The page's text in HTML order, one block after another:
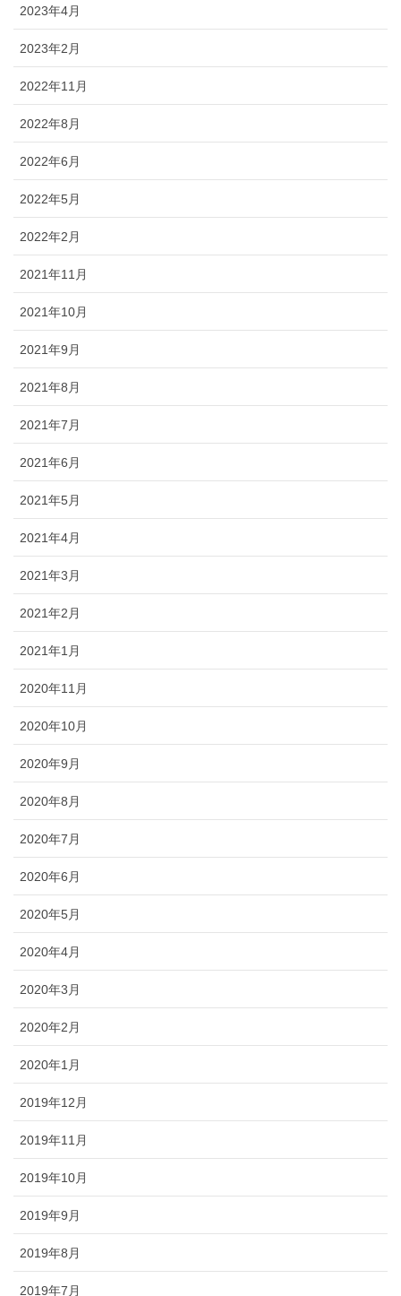
2023年4月
2023年2月
2022年11月
2022年8月
2022年6月
2022年5月
2022年2月
2021年11月
2021年10月
2021年9月
2021年8月
2021年7月
2021年6月
2021年5月
2021年4月
2021年3月
2021年2月
2021年1月
2020年11月
2020年10月
2020年9月
2020年8月
2020年7月
2020年6月
2020年5月
2020年4月
2020年3月
2020年2月
2020年1月
2019年12月
2019年11月
2019年10月
2019年9月
2019年8月
2019年7月